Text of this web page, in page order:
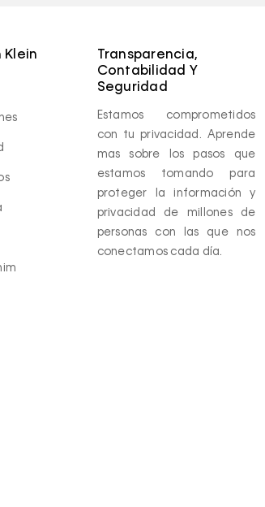
Klein
Transparencia,
Contabilidad Y
Seguridad
Estamos comprometidos
con tu privacidad. Aprende
mas sobre los pasos que
estamos tomando para
proteger la información y
privacidad de millones de
personas con las que nos
conectamos cada día.